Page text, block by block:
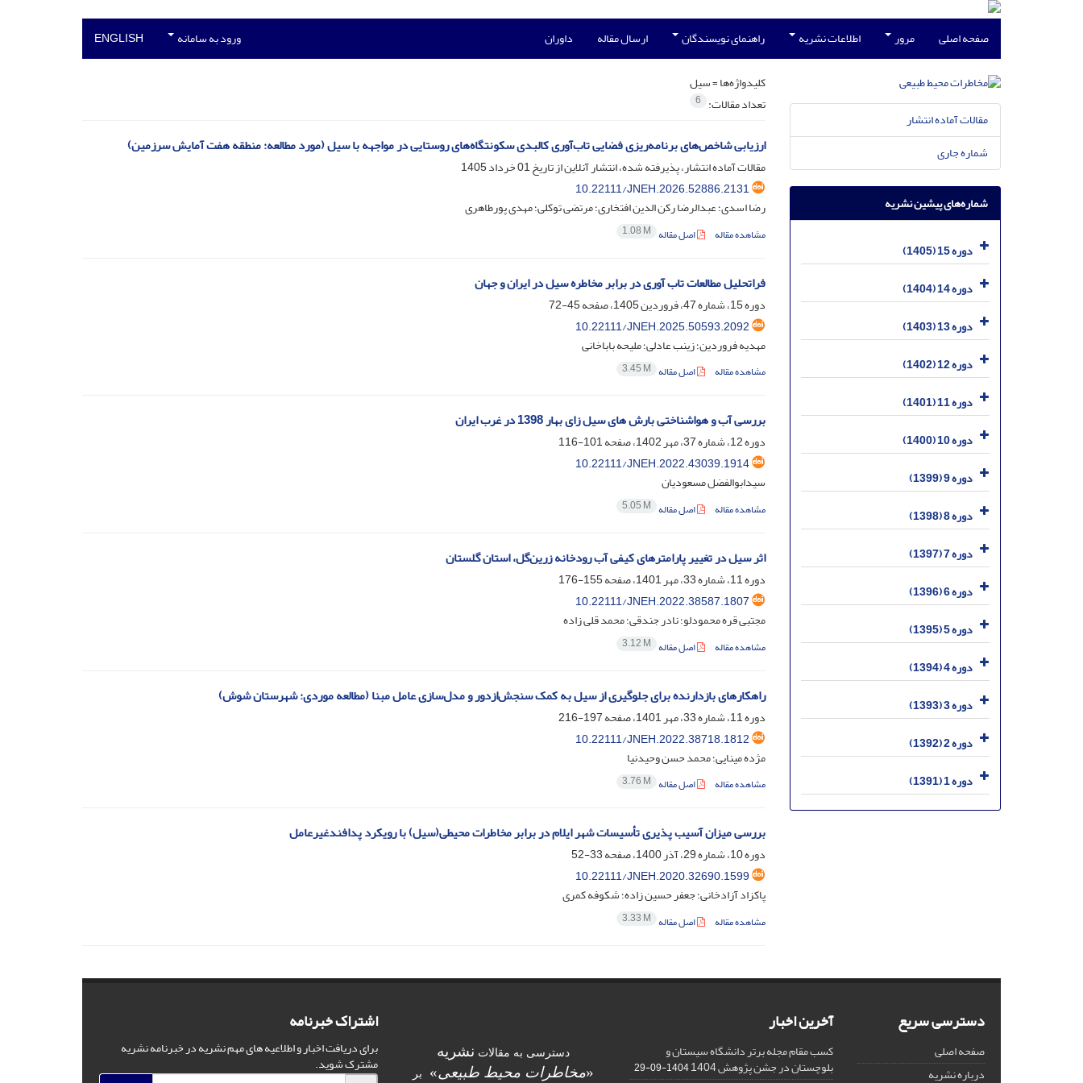
صفحه اصلی مرور اطلاعات نشریه راهنمای نویسندگان ارسال مقاله داوران ورود به سامانه ENGLISH
کلیدواژه‌ها =سیل
تعداد مقالات: 6
ارزیابی شاخص‌های برنامه‌ریزی فضایی تاب‌آوری کالبدی سکونتگاه‌های روستایی در مواجهه با سیل (مورد مطالعه: منطقه هفت آمایش سرزمین)
مقالات آماده انتشار، پذیرفته شده، انتشار آنلاین از تاریخ01 خرداد 1405
10.22111/JNEH.2026.52886.2131
رضا اسدی؛ عبدالرضا رکن الدین افتخاری؛ مرتضی توکلی؛ مهدی پورطاهری
مشاهده مقاله اصل مقاله 1.08 M
فراتحلیل مطالعات تاب آوری در برابر مخاطره سیل در ایران و جهان
دوره 15، شماره 47، فروردین 1405، صفحه
45-72
10.22111/JNEH.2025.50593.2092
مهدیه فروردین؛ زینب عادلی؛ ملیحه باباخانی
مشاهده مقاله اصل مقاله 3.45 M
بررسی آب و هواشناختی بارش های سیل زای بهار 1398 در غرب ایران
دوره 12، شماره 37، مهر 1402، صفحه
101-116
10.22111/JNEH.2022.43039.1914
سیدابوالفضل مسعودیان
مشاهده مقاله اصل مقاله 5.05 M
اثر سیل در تغییر پارامترهای کیفی آب رودخانه زرین‌گل، استان گلستان
دوره 11، شماره 33، مهر 1401، صفحه
155-176
10.22111/JNEH.2022.38587.1807
مجتبی قره محمودلو؛ نادر جندقی؛ محمد قلی زاده
مشاهده مقاله اصل مقاله 3.12 M
راهکارهای بازدارنده برای جلوگیری از سیل به کمک سنجش‌ازدور و مدل‌سازی عامل مبنا (مطالعه موردی: شهرستان شوش)
دوره 11، شماره 33، مهر 1401، صفحه
197-216
10.22111/JNEH.2022.38718.1812
مژده مینایی؛ محمد حسن وحیدنیا
مشاهده مقاله اصل مقاله 3.76 M
بررسی میزان آسیب پذیری تأسیسات شهر ایلام در برابر مخاطرات محیطی(سیل) با رویکرد پدافندغیرعامل
دوره 10، شماره 29، آذر 1400، صفحه
33-52
10.22111/JNEH.2020.32690.1599
پاکزاد آزادخانی؛ جعفر حسین زاده؛ شکوفه کمری
مشاهده مقاله اصل مقاله 3.33 M
مقالات آماده انتشار
شماره جاری
شماره‌های پیشین نشریه
دوره 15 (1405)
دوره 14 (1404)
دوره 13 (1403)
دوره 12 (1402)
دوره 11 (1401)
دوره 10 (1400)
دوره 9 (1399)
دوره 8 (1398)
دوره 7 (1397)
دوره 6 (1396)
دوره 5 (1395)
دوره 4 (1394)
دوره 3 (1393)
دوره 2 (1392)
دوره 1 (1391)
دسترسی سریع
صفحه اصلی
درباره نشریه
آخرین اخبار
کسب مقام مجله برتر دانشگاه سیستان و
بلوچستان در جشن پژوهش 1404 1404-09-29
دسترسی به مقالات نشریه
«مخاطرات محیط طبیعی» بر
اشتراک خبرنامه
برای دریافت اخبار و اطلاعیه های مهم نشریه در خبرنامه نشریه
مشترک شوید.